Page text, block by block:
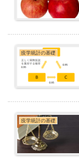
疫学統計の基礎
疫学統計の基礎